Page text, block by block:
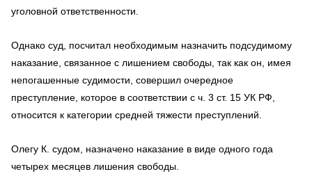
уголовной ответственности.
Однако суд, посчитал необходимым назначить подсудимому
наказание, связанное с лишением свободы, так как он, имея
непогашенные судимости, совершил очередное
преступление, которое в соответствии с ч. 3 ст. 15 УК РФ,
относится к категории средней тяжести преступлений.
Олегу К. судом, назначено наказание в виде одного года
четырех месяцев лишения свободы.